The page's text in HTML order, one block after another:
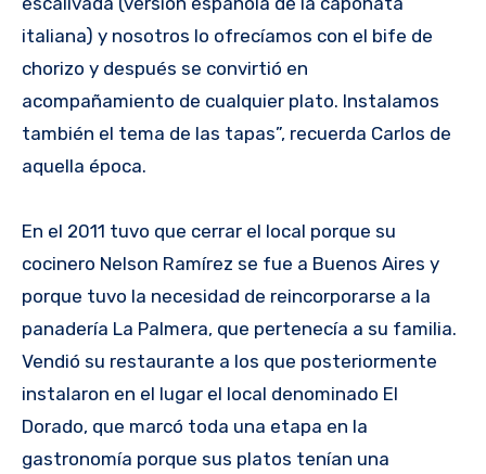
italiana) y nosotros lo ofrecíamos con el bife de
chorizo y después se convirtió en
acompañamiento de cualquier plato. Instalamos
también el tema de las tapas”, recuerda Carlos de
aquella época.
En el 2011 tuvo que cerrar el local porque su
cocinero Nelson Ramírez se fue a Buenos Aires y
porque tuvo la necesidad de reincorporarse a la
panadería La Palmera, que pertenecía a su familia.
Vendió su restaurante a los que posteriormente
instalaron en el lugar el local denominado El
Dorado, que marcó toda una etapa en la
gastronomía porque sus platos tenían una